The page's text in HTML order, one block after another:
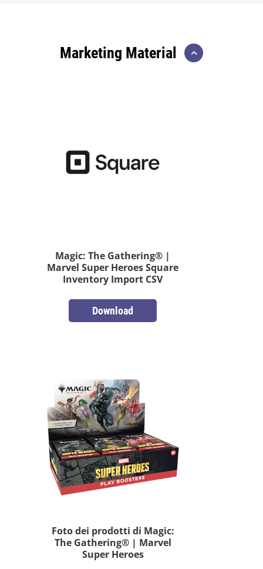
Marketing Material
Magic: The Gathering® |
Marvel Super Heroes Square
Inventory Import CSV
Download
Foto dei prodotti di Magic:
The Gathering® | Marvel
Super Heroes